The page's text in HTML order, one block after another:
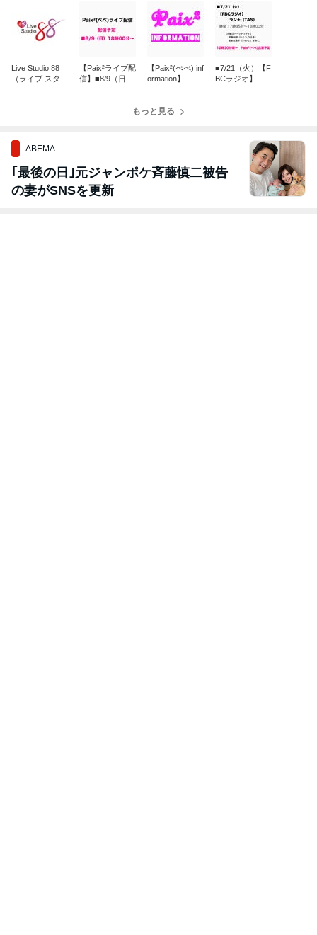
Live Studio 88
（ライブ スタジ
【Paix²ライブ配
信】■8/9（日）
【Paix²(ぺぺ) inf
ormation】
■7/21（火）【F
BCラジオ】ラ
もっと見る
ABEMA
｢最後の日｣元ジャンポケ斉藤慎二被告
の妻がSNSを更新